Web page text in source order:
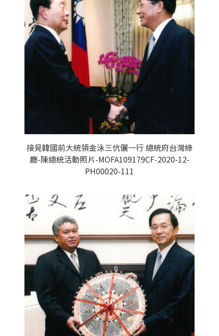
接見韓國前大統領金泳三伉儷一行 總統府台灣綠
廳-陳總統活動照片-MOFA109179CF-2020-12-
PH00020-111